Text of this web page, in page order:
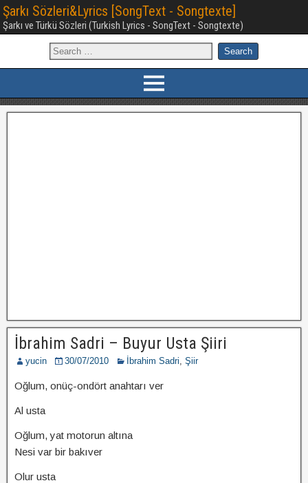
Şarkı Sözleri&Lyrics [SongText - Songtexte]
Şarkı ve Türkü Sözleri (Turkish Lyrics - SongText - Songtexte)
İbrahim Sadri – Buyur Usta Şiiri
yucin 30/07/2010 İbrahim Sadri, Şiir
Oğlum, onüç-ondört anahtarı ver
Al usta
Oğlum, yat motorun altına
Nesi var bir bakıver
Olur usta